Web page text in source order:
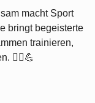
macht Sport
bringt begeisterte
trainieren,
🏃‍♀️💪